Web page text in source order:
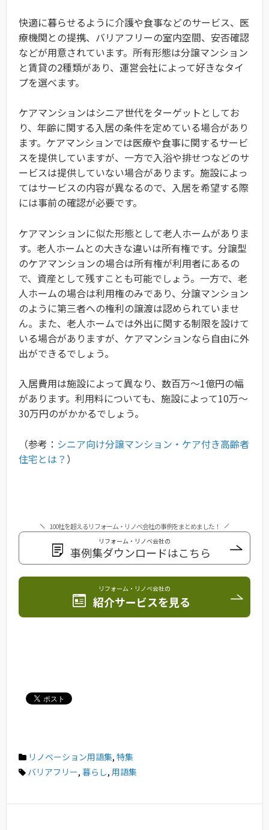
快適に暮らせるように介護や食事などのサービス、医
療機関との提携、バリアフリーの室内空間、安否確認
などが用意されています。所有形態は分譲マンション
と賃貸の2種類があり、運営会社によって好きなタイ
プを選べます。
ケアマンションはシニア世代をターゲットとしてお
り、年齢に関する入居の条件を定めている場合があり
ます。ケアマンションでは医療や食事に関するサービ
スを提供していますが、一方で入浴や排せつなどのサ
ービスは提供していない場合があります。施設によっ
てはサービスの内容が異なるので、入居を希望する際
には事前の確認が必要です。
ケアマンションに似た形態として老人ホームがありま
す。老人ホームとの大きな違いは所有権です。分譲型
のケアマンションの場合は所有権が利用者にあるの
で、資産として残すことも可能でしょう。一方で、老
人ホームの場合は利用権のみであり、分譲マンション
のように第三者への権利の譲渡は認められていませ
ん。また、老人ホームでは外出に関する制限を設けて
いる場合がありますが、ケアマンションなら自由に外
出ができるでしょう。
入居費用は施設によって異なり、数百万～1億円の幅
があります。利用料についても、施設によって10万～
30万円のがかかるでしょう。
（参考： シニア向け分譲マンション・ケア付き高齢者
住宅とは？ ）
100社を超えるリフォーム・リノベ会社の事例をまとめました！
リフォーム・リノベ会社の
事例集ダウンロードはこちら
リフォーム・リノベ会社の
紹介サービスを見る
リノベーション用語集, 特集
バリアフリー, 暮らし, 用語集